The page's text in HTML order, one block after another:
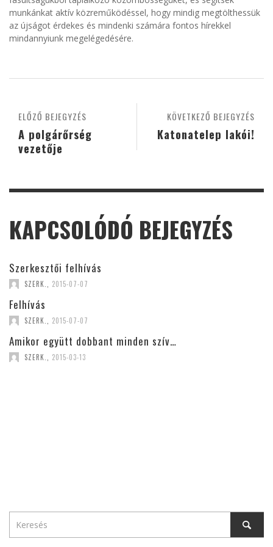
munkánkat aktív közreműködéssel, hogy mindig megtölthessük
az újságot érdekes és mindenki számára fontos hírekkel
mindannyiunk megelégedésére.
KÖVETKEZŐ BEJEGYZÉS
Katonatelep lakói!
ELŐZŐ BEJEGYZÉS
A polgárőrség
vezetője
KAPCSOLÓDÓ BEJEGYZÉS
Szerkesztői felhívás
SZERK. 2015-07-07
Felhívás
SZERK. 2015-07-07
Amikor együtt dobbant minden szív…
SZERK. 2015-03-13